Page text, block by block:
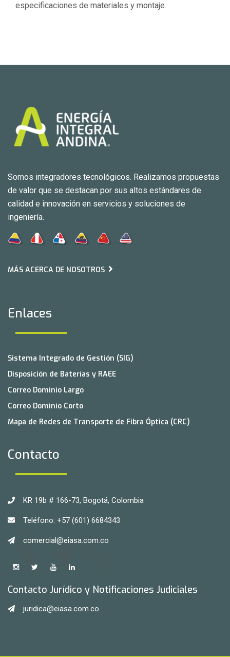
especificaciones de materiales y montaje.
Somos integradores tecnológicos. Realizamos propuestas
de valor que se destacan por sus altos estándares de
calidad e innovación en servicios y soluciones de
ingeniería.
MÁS ACERCA DE NOSOTROS
Enlaces
Sistema Integrado de Gestión (SIG)
Disposición de Baterías y RAEE
Correo Dominio Largo
Correo Dominio Corto
Mapa de Redes de Transporte de Fibra Óptica (CRC)
Contacto
KR 19b # 166-73, Bogotá, Colombia
Teléfono: +57 (601) 6684343
comercial@eiasa.com.co
Contacto Jurídico y Notificaciones Judiciales
juridica@eiasa.com.co